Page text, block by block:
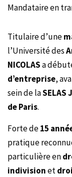
Mandataire en
Titulaire d’une
l’Université des
NICOLASa
d’entreprise,
sein de laSELAS
de Paris.
Forte de15
pratique
particulière en
indivisionet